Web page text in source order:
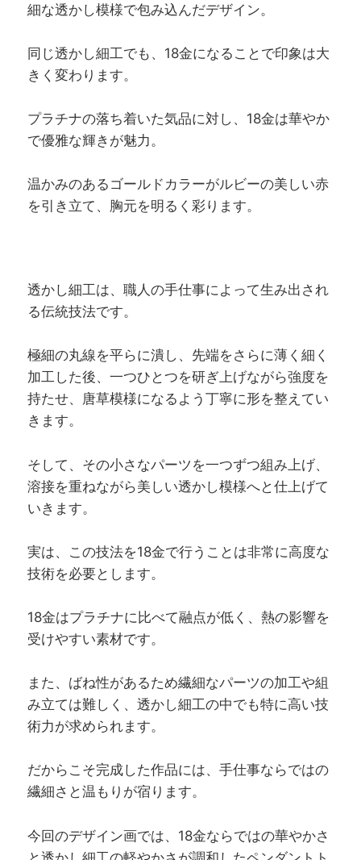
細な透かし模様で包み込んだデザイン。
同じ透かし細工でも、18金になることで印象は大
きく変わります。
プラチナの落ち着いた気品に対し、18金は華やか
で優雅な輝きが魅力。
温かみのあるゴールドカラーがルビーの美しい赤
を引き立て、胸元を明るく彩ります。
透かし細工は、職人の手仕事によって生み出され
る伝統技法です。
極細の丸線を平らに潰し、先端をさらに薄く細く
加工した後、一つひとつを研ぎ上げながら強度を
持たせ、唐草模様になるよう丁寧に形を整えてい
きます。
そして、その小さなパーツを一つずつ組み上げ、
溶接を重ねながら美しい透かし模様へと仕上げて
いきます。
実は、この技法を18金で行うことは非常に高度な
技術を必要とします。
18金はプラチナに比べて融点が低く、熱の影響を
受けやすい素材です。
また、ばね性があるため繊細なパーツの加工や組
み立ては難しく、透かし細工の中でも特に高い技
術力が求められます。
だからこそ完成した作品には、手仕事ならではの
繊細さと温もりが宿ります。
今回のデザイン画では、18金ならではの華やかさ